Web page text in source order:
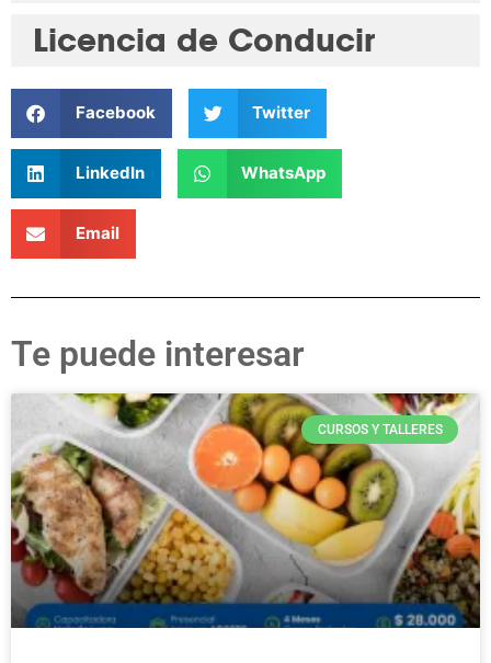
Licencia de Conducir
Facebook Twitter
LinkedIn WhatsApp
Email
Te puede interesar
CURSOS Y TALLERES